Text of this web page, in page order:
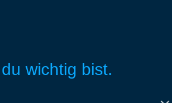
wichtig bist.